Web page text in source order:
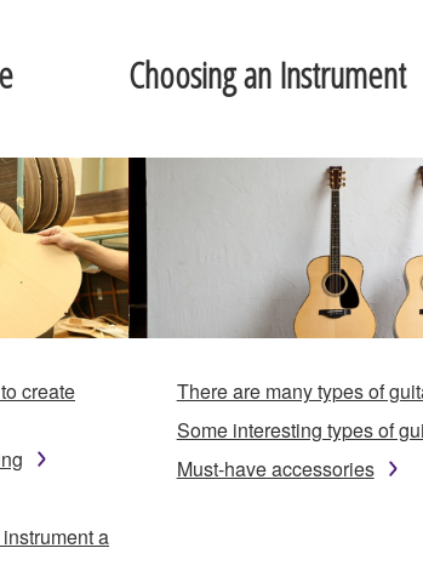
create
a
Choosing an Instrument
There are many types of
Some interesting types of
Must-have accessories